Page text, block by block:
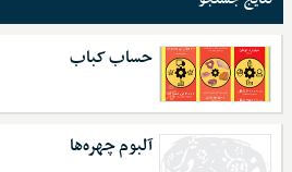
حساب کباب
آلبوم چهره‌ها